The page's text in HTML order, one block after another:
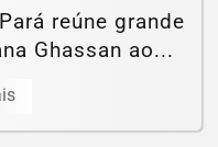
reúne grande
Ghassan ao...